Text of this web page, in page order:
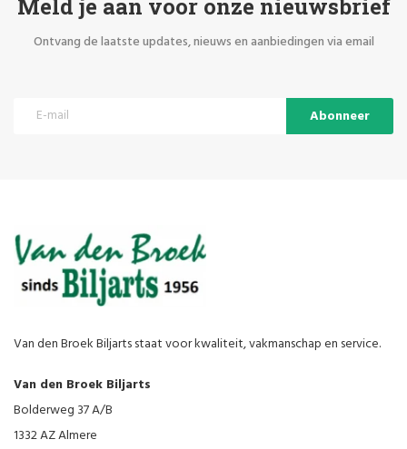
Meld je aan voor onze nieuwsbrief
Ontvang de laatste updates, nieuws en aanbiedingen via email
Abonneer
Van den Broek Biljarts staat voor kwaliteit, vakmanschap en service.
Van den Broek Biljarts
Bolderweg 37 A/B
1332 AZ Almere